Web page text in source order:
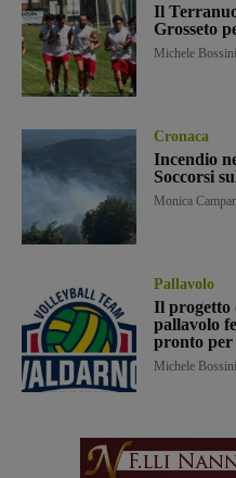
Il
Grosseto
Michele Bossini
Cronaca
Incendio
Soccorsi
Monica
Pallavolo
Il progetto
pallavolo
pronto per
Michele Bossini